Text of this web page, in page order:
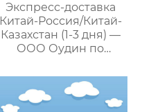
Экспресс-доставка
Китай-Россия/Китай-
Казахстан (1-3 дня) —
ООО Оудин по
международными
цепями поставок